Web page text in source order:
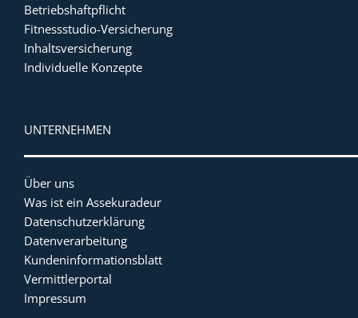
Betriebshaftpflicht
Fitnessstudio-Versicherung
Inhaltsversicherung
Individuelle Konzepte
UNTERNEHMEN
Über uns
Was ist ein Assekuradeur
Datenschutzerklärung
Datenverarbeitung
Kundeninformationsblatt
Vermittlerportal
Impressum